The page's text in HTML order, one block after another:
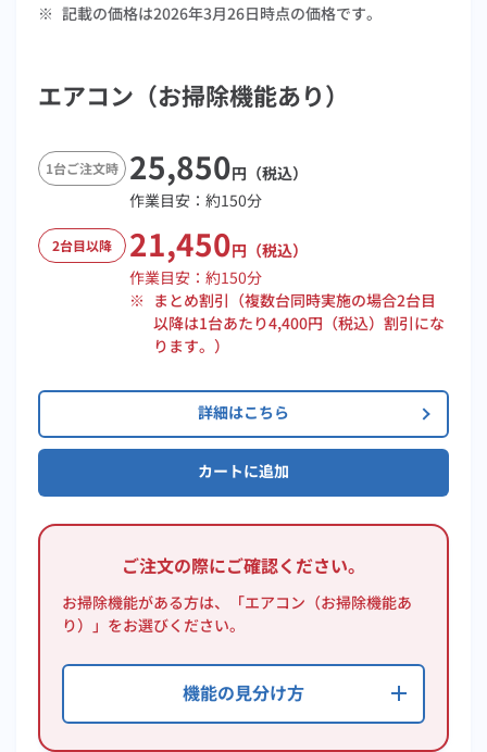
※ 記載の価格は2026年3月26日時点の価格です。
エアコン（お掃除機能あり）
1台ご注文時 25,850円（税込）
作業目安： 約150分
2台目以降 21,450円（税込）
作業目安： 約150分
※ まとめ割引（複数台同時実施の場合2台目
以降は1台あたり4,400円（税込）割引にな
ります。）
詳細はこちら
カートに追加
ご注文の際にご確認ください。
お掃除機能がある方は、「エアコン（お掃除機能あ
り）」をお選びください。
機能の見分け方